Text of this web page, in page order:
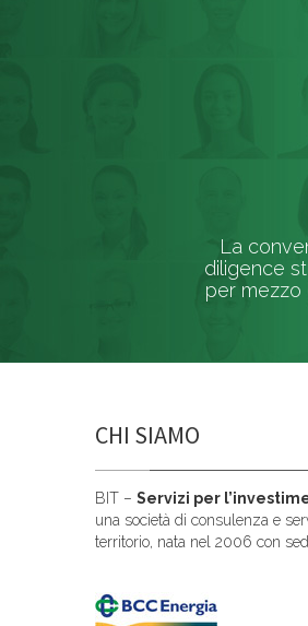
La
diligence
per mezzo
CHI SIAMO
BIT – Servizi per
una società di consulenza e
territorio, nata nel 2006 con